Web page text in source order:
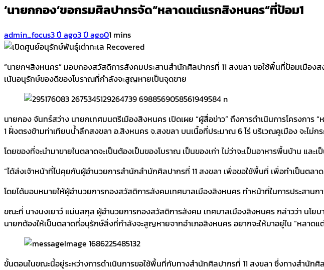
‘นายกกอง’ขอกรมศิลปากรจัด“หลาดแต่แรกสิงหนคร”ที่ป้อม1
admin_focus3 ปี ago3 ปี ago01 mins
“นายกฯสิงหนคร” มอบกองสวัสดิการสังคมประสานสำนักศิลปากรที่ 11 สงขลา ขอใช้พื้นที่ป้อมเมือง
เน้นอนุรักษ์ของดีของโบราณที่กำลังจะสูญหายเป็นจุดขาย
นายกอง จันทร์สว่าง นายกเทศมนตรีเมืองสิงหนคร เปิดเผย “ผู้สื่อข่าว” ถึงการดำเนินการโครงการ
1 ฝั่งตรงข้ามท่าเทียบน้ำลึกสงขลา อ.สิงหนคร จ.สงขลา บนเนื้อที่ประมาณ 6 ไร่ บริเวณคูเมือง จะไม่ก
โดยของที่จะนำมาขายในตลาดจะเป็นต้องเป็นของโบราณ เป็นของเก่า ไม่ว่าจะเป็นอาหารพื้นบ้าน และ
“ได้ส่งเจ้าหน้าที่ไปคุยกับผู้อำนวยการสำนักสำนักศิลปากรที่ 11 สงขลา เพื่อขอใช้พื้นที่ เพื่อทำเป็นตล
โดยได้มอบหมายให้ผู้อำนวยการกองสวัสดิการสังคมเทศบาลเมืองสิงหนคร ทำหน้าที่ในการประสาน
ขณะที่ นางนงเยาว์ แม่นสกุล ผู้อำนวยการกองสวัสดิการสังคม เทศบาลเมืองสิงหนคร กล่าวว่า นโย
นายกต้องให้เป็นตลาดที่อนุรักษ์สิ่งที่กำลังจะสูญหายจากอำเภอสิงหนคร อยากจะให้มาอยู่ใน “หลาด
ขั้นตอนในขณะนี้อยู่ระหว่างการดำเนินการขอใช้พื้นที่กับทางสำนักศิลปากรที่ 11 สงขลา ซึ่งทางสำนัก